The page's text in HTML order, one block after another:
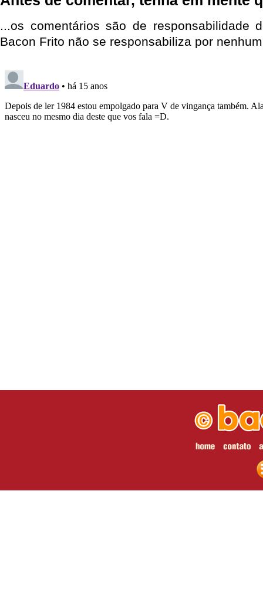
...os comentários são de responsabilidade
Bacon Frito não se responsabiliza por